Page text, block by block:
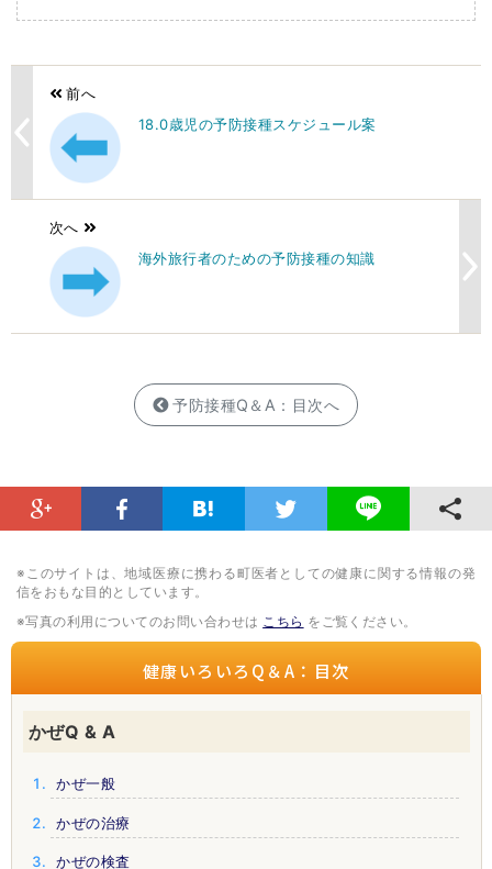
前へ
18.0歳児の予防接種スケジュール案
次へ
海外旅行者のための予防接種の知識
予防接種Q＆A：目次へ
※このサイトは、地域医療に携わる町医者としての健康に関する情報の発
信をおもな目的としています。
※写真の利用についてのお問い合わせは こちら をご覧ください。
健康いろいろQ＆A：目次
かぜQ & A
かぜ一般
かぜの治療
かぜの検査